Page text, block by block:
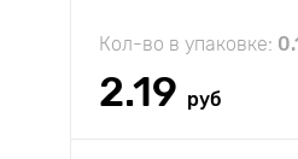
Кол-во в упаковке:
2.19 руб